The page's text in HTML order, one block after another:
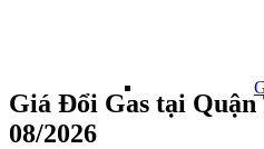
Giá Đổi Gas tại
08/2026